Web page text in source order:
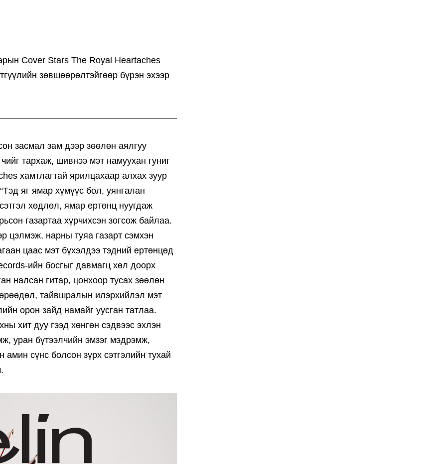
Cover Stars The Royal Heartaches
зөвшөөрөлтэйгөөр бүрэн эхээр
засмал зам дээр зөөлөн аялгуу
тархаж, шивнээ мэт намуухан гуниг
хамтлагтай ярилцахаар алхах зуур
яг ямар хүмүүс бол, уянгалан
хөдлөл, ямар ертөнц нуугдаж
газартаа хүрчихсэн зогсож байлаа.
цэлмэж, нарны туяа газарт сэмхэн
цаас мэт бүхэлдээ тэдний ертөнцөд
ийн босгыг давмагц хөл доорх
налсан гитар, цонхоор тусах зөөлөн
тайвшралын илэрхийлэл мэт
орон зайд намайг уусган татлаа.
хит дуу гээд хөнгөн сэдвээс эхлэн
уран бүтээлчийн эмзэг мэдрэмж,
амин сүнс болсон зүрх сэтгэлийн тухай